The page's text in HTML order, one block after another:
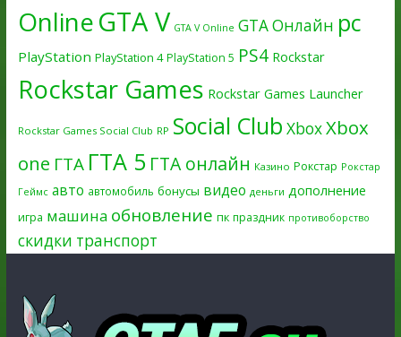
OnlineGTA V GTA V Online GTA Онлайн pc
PlayStation PlayStation 4 PlayStation 5 PS4 Rockstar
Rockstar Games Rockstar Games Launcher
Rockstar Games Social Club RP Social Club XboxXbox
one ГТА ГТА 5 ГТА онлайн Казино Рокстар Рокстар
Геймс авто автомобиль бонусы видео деньги дополнение
игра машина обновление пк праздник противоборство
скидки транспорт